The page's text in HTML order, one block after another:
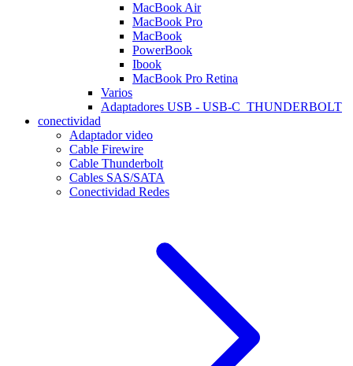
MacBook Air
MacBook Pro
MacBook
PowerBook
Ibook
MacBook Pro Retina
Varios
Adaptadores USB - USB-C_THUNDERBOLT
conectividad
Adaptador video
Cable Firewire
Cable Thunderbolt
Cables SAS/SATA
Conectividad Redes